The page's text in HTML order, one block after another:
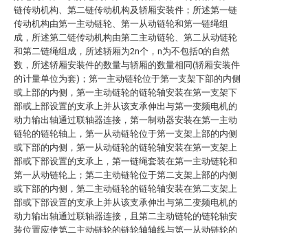
链传动机构、第二链传动机构及轿厢安装件；所述第一链
传动机构由第一主动链轮、第一从动链轮和第一链绳组
成，所述第二链传动机构由第二主动链轮、第二从动链轮
和第二链绳组成，所述轿厢为2n个，n为不包括0的自然
数，所述轿厢安装件的数量与轿厢的数量相同(轿厢安装件
的计量单位为套)；第一主动链轮位于第一支架下部的内侧
或上部的内侧，第一主动链轮的链轮轴安装在第一支架下
部或上部设置的支承上并从该支承伸出与第一变频电机的
动力输出轴通过联轴器连接，第一制动器安装在第一主动
链轮的链轮轴上，第一从动链轮位于第一支架上部的内侧
或下部的内侧，第一从动链轮的链轮轴安装在第一支架上
部或下部设置的支承上，第一链绳套装在第一主动链轮和
第一从动链轮上；第二主动链轮位于第二支架上部的内侧
或下部的内侧，第二主动链轮的链轮轴安装在第二支架上
部或下部设置的支承上并从该支承伸出与第二变频电机的
动力输出轴通过联轴器连接，且第二主动链轮的链轮轴安
装位置应使第二主动链轮的链轮轴轴线与第一从动链轮的